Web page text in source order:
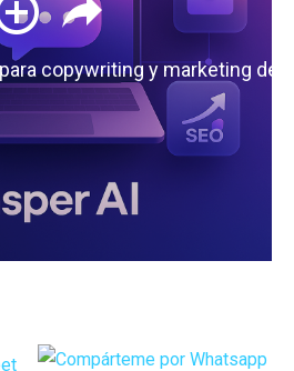
copywriting y marketing de